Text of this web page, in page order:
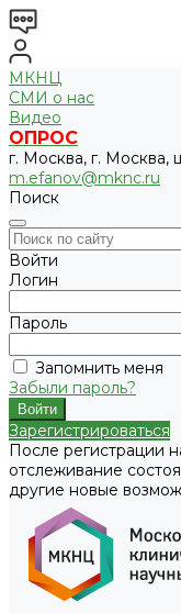
МКНЦ
СМИ о нас
Видео
ОПРОС
г. Москва, г. Москва,
m.efanov@mknc.ru
Поиск
Войти
Логин
Пароль
Запомнить меня
Забыли пароль?
Зарегистрироваться
После регистрации
отслеживание
другие новые